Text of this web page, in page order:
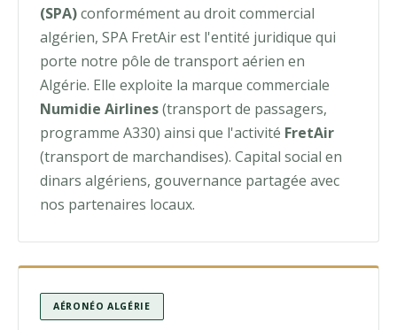
(SPA)conformément au droit commercial
algérien, SPA FretAir est l'entité juridique qui
porte notre pôle de transport aérien en
Algérie. Elle exploite la marque commerciale
Numidie Airlines(transport de passagers,
programme A330) ainsi que l'activité FretAir
(transport de marchandises). Capital social en
dinars algériens, gouvernance partagée avec
nos partenaires locaux.
AÉRONÉO ALGÉRIE